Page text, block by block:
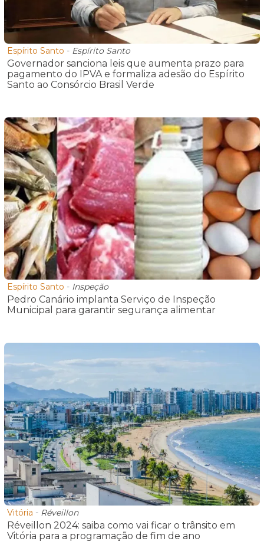
Espírito Santo - Espírito Santo
Governador sanciona leis que aumenta prazo para
pagamento do IPVA e formaliza adesão do Espírito
Santo ao Consórcio Brasil Verde
Espírito Santo - Inspeção
Pedro Canário implanta Serviço de Inspeção
Municipal para garantir segurança alimentar
Vitória - Réveillon
Réveillon 2024: saiba como vai ficar o trânsito em
Vitória para a programação de fim de ano